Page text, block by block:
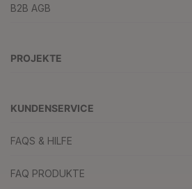
B2B AGB
PROJEKTE
KUNDENSERVICE
FAQS & HILFE
FAQ PRODUKTE